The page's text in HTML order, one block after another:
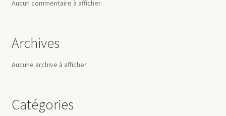
Aucun commentaire à afficher.
Archives
Aucune archive à afficher.
Catégories